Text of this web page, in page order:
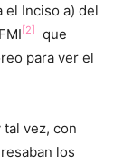
el Inciso a) del
[2]
que
para ver el
vez, con
los